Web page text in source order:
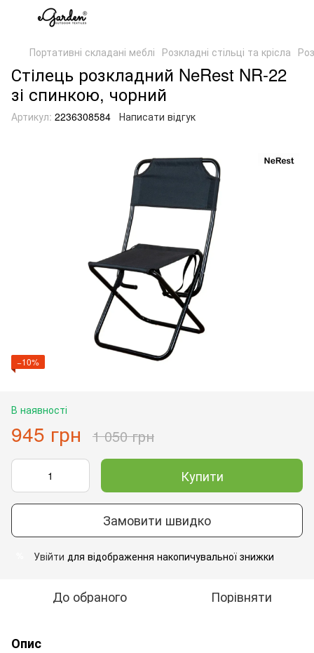
Портативні складані меблі Розкладні стільці та крісла
Стілець розкладний NeRest NR-22
зі спинкою, чорний
Артикул: 2236308584 Написати відгук
−10%
В наявності
945 грн 1 050 грн
Купити
Замовити швидко
Увійти для відображення накопичувальної знижки
До обраного Порівняти
Опис